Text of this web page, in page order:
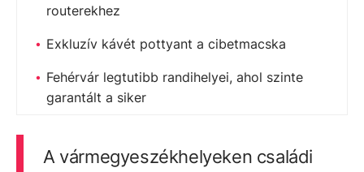
routerekhez
Exkluzív kávét pottyant a cibetmacska
Fehérvár legtutibb randihelyei, ahol szinte
garantált a siker
A vármegyeszékhelyeken családi